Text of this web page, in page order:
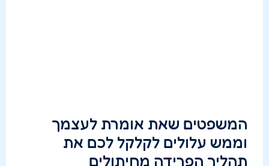
המשפטים שאת אומרת לעצמך
וממש עלולים לקלקל לכם את
תהליך הפרידה מחיתולים